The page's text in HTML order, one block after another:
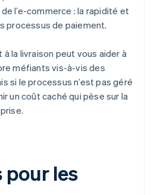
l’e-commerce : la rapidité et
processus de paiement.
à la livraison peut vous aider à
méfiants vis-à-vis des
si le processus n’est pas géré
un coût caché qui pèse sur la
pour les